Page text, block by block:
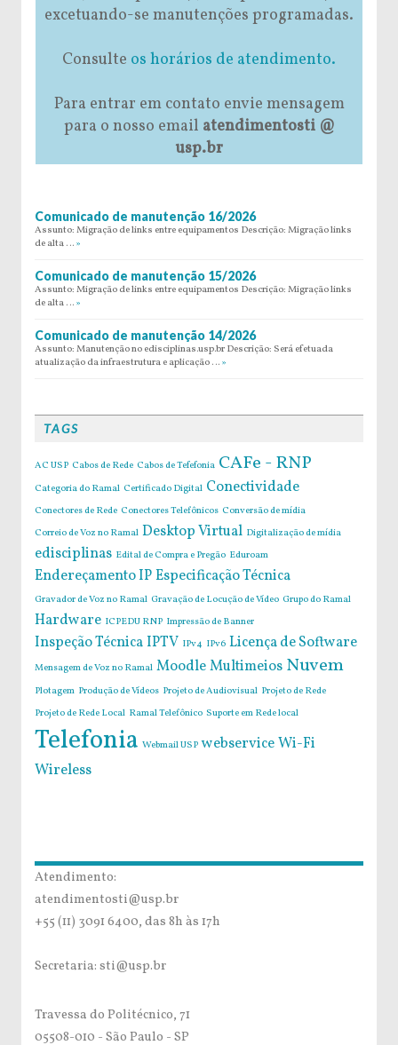
excetuando-se manutenções programadas.
Consulte os horários de atendimento.
Para entrar em contato envie mensagem
para o nosso email atendimentosti @
usp.br
Comunicado de manutenção 16/2026
Assunto: Migração de links entre equipamentos Descrição: Migração links
de alta … »
Comunicado de manutenção 15/2026
Assunto: Migração de links entre equipamentos Descrição: Migração links
de alta … »
Comunicado de manutenção 14/2026
Assunto: Manutenção no edisciplinas.usp.br Descrição: Será efetuada
atualização da infraestrutura e aplicação … »
TAGS
AC USP Cabos de Rede Cabos de Tefefonia CAFe - RNP
Categoria do Ramal Certificado Digital Conectividade
Conectores de Rede Conectores Telefônicos Conversão de mídia
Correio de Voz no Ramal Desktop Virtual Digitalização de mídia
edisciplinas Edital de Compra e Pregão Eduroam
Endereçamento IPEspecificação Técnica
Gravador de Voz no Ramal Gravação de Locução de Vídeo Grupo do Ramal
Hardware ICPEDU RNP Impressão de Banner
Inspeção TécnicaIPTV IPv4 IPv6 Licença de Software
Mensagem de Voz no Ramal MoodleMultimeios Nuvem
Plotagem Produção de Vídeos Projeto de Audiovisual Projeto de Rede
Projeto de Rede Local Ramal Telefônico Suporte em Rede local
Telefonia Webmail USP webserviceWi-Fi
Wireless
Atendimento:
atendimentosti@usp.br
+55 (11) 3091 6400, das 8h às 17h
Secretaria: sti@usp.br
Travessa do Politécnico, 71
05508-010 - São Paulo - SP